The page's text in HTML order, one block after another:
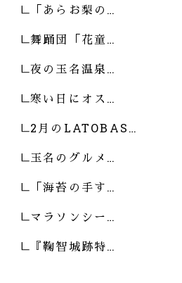
「あらお梨の…
舞踊団「花童…
夜の玉名温泉…
寒い日にオス…
2月のLATOBAS…
玉名のグルメ…
「海苔の手す…
マラソンシー…
『鞠智城跡特…